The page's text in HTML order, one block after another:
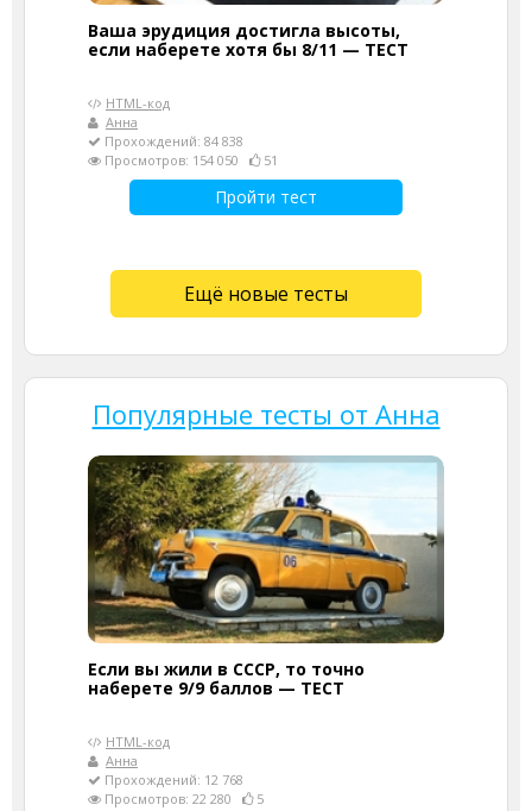
Ваша эрудиция достигла высоты,
если наберете хотя бы 8/11 — ТЕСТ
HTML-код
Анна
Прохождений: 84 838
Просмотров: 154 050
51
Пройти тест
Ещё новые тесты
Популярные тесты от Анна
Если вы жили в СССР, то точно
наберете 9/9 баллов — ТЕСТ
HTML-код
Анна
Прохождений: 12 768
Просмотров: 22 280
5